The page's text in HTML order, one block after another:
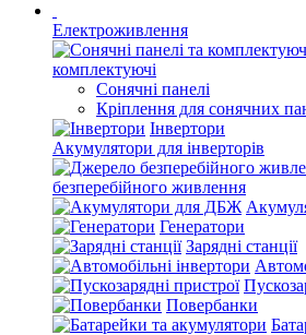
Електроживлення
комплектуючі
Сонячні панелі
Кріплення для сонячних
Інвертори
Акумулятори для інверторів
безперебійного живлення
Генератори
Зарядні станції
Повербанки